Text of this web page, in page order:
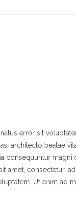
error sit
architecto beatae
consequuntur
amet, consectetur,
Ut enim ad